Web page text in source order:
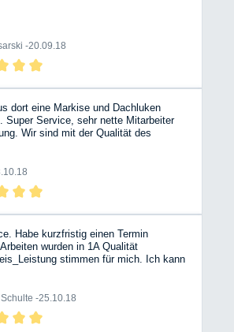
-20.09.18
dort eine Markise und Dachluken
Super Service, sehr nette Mitarbeiter
Wir sind mit der Qualität des
Habe kurzfristig einen Termin
wurden in 1A Qualität
stimmen für mich. Ich kann
die Kollegen ihr Handwerk
schon eine Idee hatte wo es her
Trittstufe wurde gerichtet, das
-25.10.18